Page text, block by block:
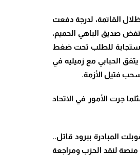
القاتمة، لدرجة دفعت
صديق الباهي الحميم،
للطلب تحت ضغط
الحبابي مع زميليه في
فتيل الأزمة.
جرت الأمور في الاتحاد
المبادرة ببرود قاتل..
منصة لنقد الحزب ومراجعة